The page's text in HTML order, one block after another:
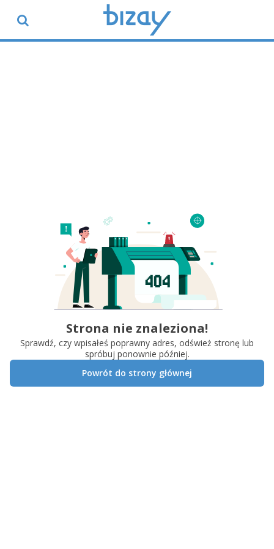
Strona nie znaleziona!
Sprawdź, czy wpisałeś poprawny adres, odśwież stronę lub
spróbuj ponownie później.